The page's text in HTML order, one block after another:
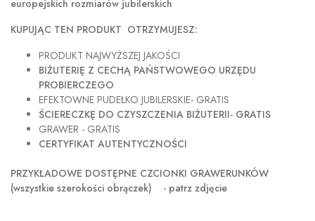
europejskich rozmiarów jubilerskich
KUPUJĄC TEN PRODUKT OTRZYMUJESZ:
PRODUKT NAJWYŻSZEJ JAKOŚCI
BIŻUTERIĘ Z CECHĄ PAŃSTWOWEGO URZĘDU
PROBIERCZEGO
EFEKTOWNE PUDEŁKO JUBILERSKIE- GRATIS
ŚCIERECZKĘ DO CZYSZCZENIA BIŻUTERII- GRATIS
GRAWER - GRATIS
CERTYFIKAT AUTENTYCZNOŚCI
PRZYKŁADOWE DOSTĘPNE CZCIONKI GRAWERUNKÓW
(wszystkie szerokości obrączek) - patrz zdjęcie